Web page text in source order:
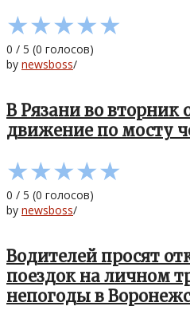
★★★★★
0 / 5 (0 голосов)
by newsboss/
В Рязани во вторник
движение по мосту
★★★★★
0 / 5 (0 голосов)
by newsboss/
Водителей просят
поездок на личном
непогоды в